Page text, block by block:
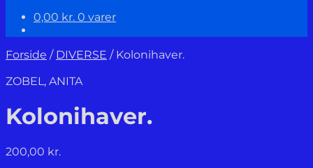
0,00 kr. 0 varer
Forside / DIVERSE / Kolonihaver.
ZOBEL, ANITA
Kolonihaver.
200,00 kr.